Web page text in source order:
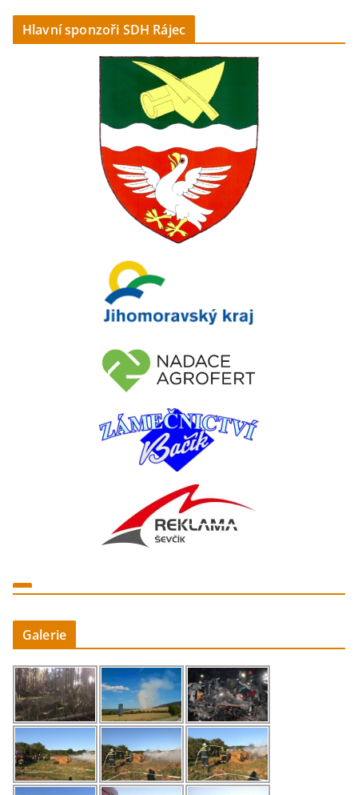
Hlavní sponzoři SDH Rájec
Galerie